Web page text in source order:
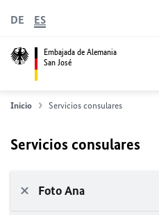
Embajada de Alemania
San José
DE ES
Inicio Servicios consulares
Servicios consulares
Foto Ana